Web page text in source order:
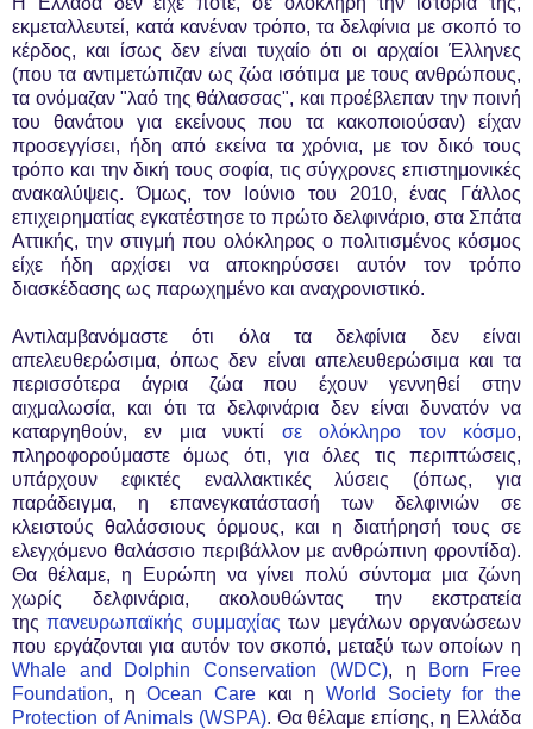
εκμεταλλευτεί, κατά κανέναν τρόπο, τα δελφίνια με σκοπό το
κέρδος, και ίσως δεν είναι τυχαίο ότι οι αρχαίοι Έλληνες
(που τα αντιμετώπιζαν ως ζώα ισότιμα με τους ανθρώπους,
τα ονόμαζαν "λαό της θάλασσας", και προέβλεπαν την ποινή
του θανάτου για εκείνους που τα κακοποιούσαν) είχαν
προσεγγίσει, ήδη από εκείνα τα χρόνια, με τον δικό τους
τρόπο και την δική τους σοφία, τις σύγχρονες επιστημονικές
ανακαλύψεις. Όμως, τον Ιούνιο του 2010, ένας Γάλλος
επιχειρηματίας εγκατέστησε το πρώτο δελφινάριο, στα Σπάτα
Αττικής, την στιγμή που ολόκληρος ο πολιτισμένος κόσμος
είχε ήδη αρχίσει να αποκηρύσσει αυτόν τον τρόπο
διασκέδασης ως παρωχημένο και αναχρονιστικό.
Αντιλαμβανόμαστε ότι όλα τα δελφίνια δεν είναι
απελευθερώσιμα, όπως δεν είναι απελευθερώσιμα και τα
περισσότερα άγρια ζώα που έχουν γεννηθεί στην
αιχμαλωσία, και ότι τα δελφινάρια δεν είναι δυνατόν να
καταργηθούν, εν μια νυκτί σε ολόκληρο τον κόσμο,
πληροφορούμαστε όμως ότι, για όλες τις περιπτώσεις,
υπάρχουν εφικτές εναλλακτικές λύσεις (όπως, για
παράδειγμα, η επανεγκατάστασή των δελφινιών σε
κλειστούς θαλάσσιους όρμους, και η διατήρησή τους σε
ελεγχόμενο θαλάσσιο περιβάλλον με ανθρώπινη φροντίδα).
Θα θέλαμε, η Ευρώπη να γίνει πολύ σύντομα μια ζώνη
χωρίς δελφινάρια, ακολουθώντας την εκστρατεία
τηςπανευρωπαϊκής συμμαχίας των μεγάλων οργανώσεων
που εργάζονται για αυτόν τον σκοπό, μεταξύ των οποίων η
Whale and Dolphin Conservation (WDC), η
Born Free
Foundation, ηOcean Care και ηWorld Society for the
Protection of Animals (WSPA). Θα θέλαμε επίσης, η Ελλάδα